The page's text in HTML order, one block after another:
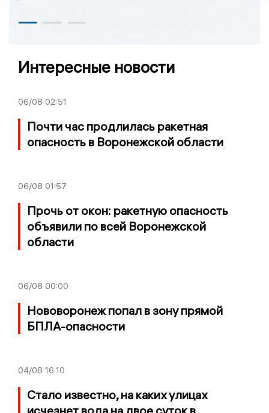
Интересные новости
06/08 02:51
Почти час продлилась ракетная
опасность в Воронежской области
06/08 01:57
Прочь от окон: ракетную опасность
объявили по всей Воронежской
области
06/08 00:00
Нововоронеж попал в зону прямой
БПЛА-опасности
04/08 16:10
Стало известно, на каких улицах